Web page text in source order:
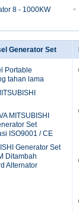
8 - 1000KW
Generator Set
Portable
tahan lama
MITSUBISHI
Set
ISO9001 / CE
Generator Set
Ditambah
Alternator